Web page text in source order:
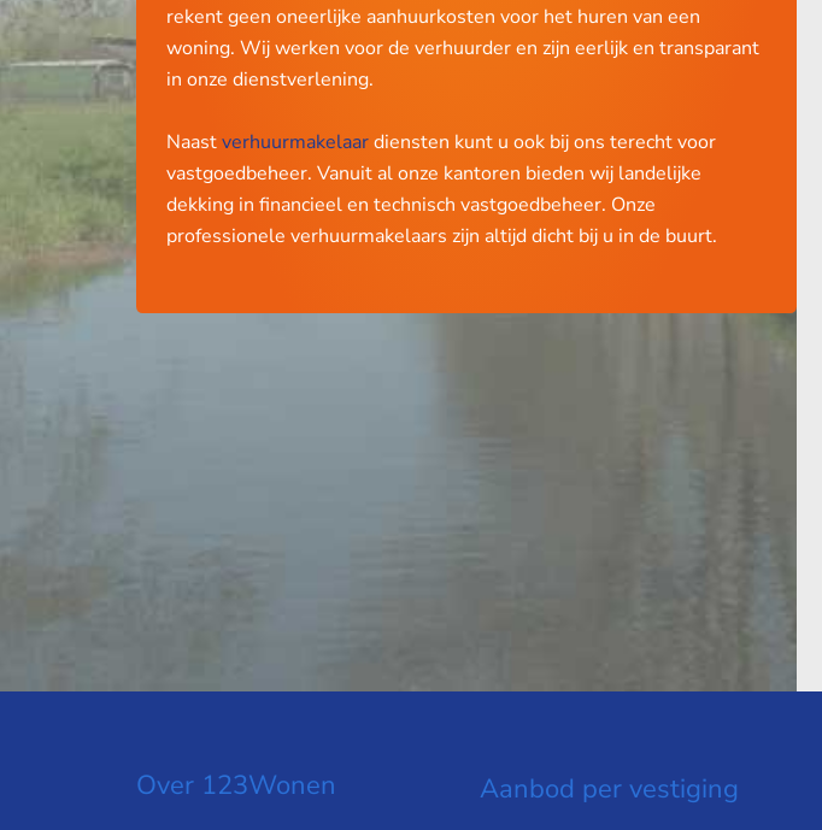
rekent geen oneerlijke aanhuurkosten voor het huren van een
woning. Wij werken voor de verhuurder en zijn eerlijk en transparant
in onze dienstverlening.
Naastverhuurmakelaardiensten kunt u ook bij ons terecht voor
vastgoedbeheer. Vanuit al onze kantoren bieden wij landelijke
dekking in financieel en technisch vastgoedbeheer. Onze
professionele verhuurmakelaars zijn altijd dicht bij u in de buurt.
Over 123Wonen Aanbod per vestiging